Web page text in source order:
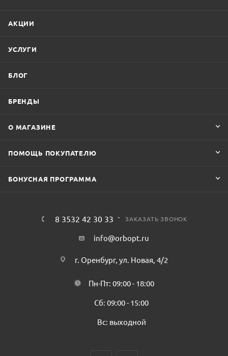
АКЦИИ
УСЛУГИ
БЛОГ
БРЕНДЫ
О МАГАЗИНЕ
ПОМОЩЬ ПОКУПАТЕЛЮ
БОНУСНАЯ ПРОГРАММА
8 3532 42 30 33 ЗАКАЗАТЬ ЗВОНОК
info@orbopt.ru
г. Оренбург, ул. Новая, 4/2
Пн-Пт: 09:00 - 18:00
Сб: 09:00 - 15:00
Вс: выходной